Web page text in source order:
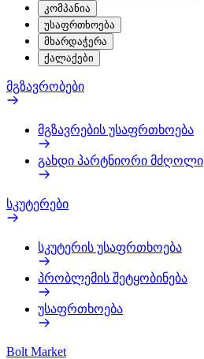
კომპანია
უსაფრთხოება
მხარდაჭერა
ქალაქები
მგზავრობები
მგზავრების უსაფრთხოება
გახდი პარტნიორი მძღოლი
სკუტერები
სკუტერის უსაფრთხოება
პრობლემის შეტყობინება
უსაფრთხოება
Bolt Market